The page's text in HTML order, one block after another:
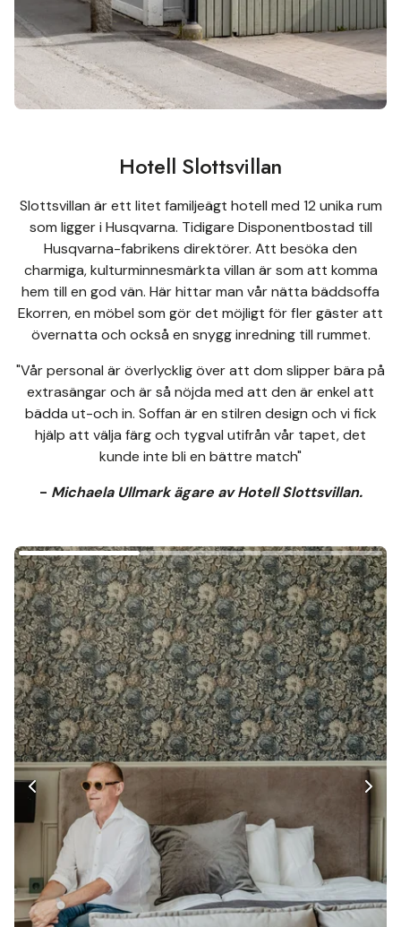
Hotell Slottsvillan
Slottsvillan är ett litet familjeägt hotell med 12 unika rum
som ligger i Husqvarna. Tidigare Disponentbostad till
Husqvarna-fabrikens direktörer. Att besöka den
charmiga, kulturminnesmärkta villan är som att komma
hem till en god vän. Här hittar man vår nätta bäddsoffa
Ekorren, en möbel som gör det möjligt för fler gäster att
övernatta och också en snygg inredning till rummet.
"Vår personal är överlycklig över att dom slipper bära på
extrasängar och är så nöjda med att den är enkel att
bädda ut-och in. Soffan är en stilren design och vi fick
hjälp att välja färg och tygval utifrån vår tapet, det
kunde inte bli en bättre match"
- Michaela Ullmark ägare av Hotell Slottsvillan.